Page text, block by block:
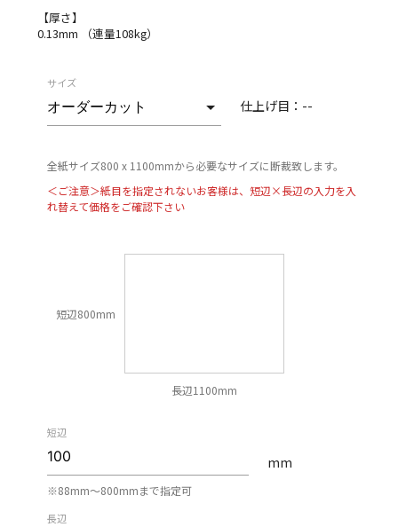
【厚さ】
0.13mm （連量108kg）
サイズ
仕上げ目： --
全紙サイズ800 x 1100mmから必要なサイズに断裁致します。
＜ご注意＞紙目を指定されないお客様は、短辺×長辺の入力を入
れ替えて価格をご確認下さい
短辺800mm
長辺1100mm
短辺
※88mm〜800mmまで指定可
mm
長辺